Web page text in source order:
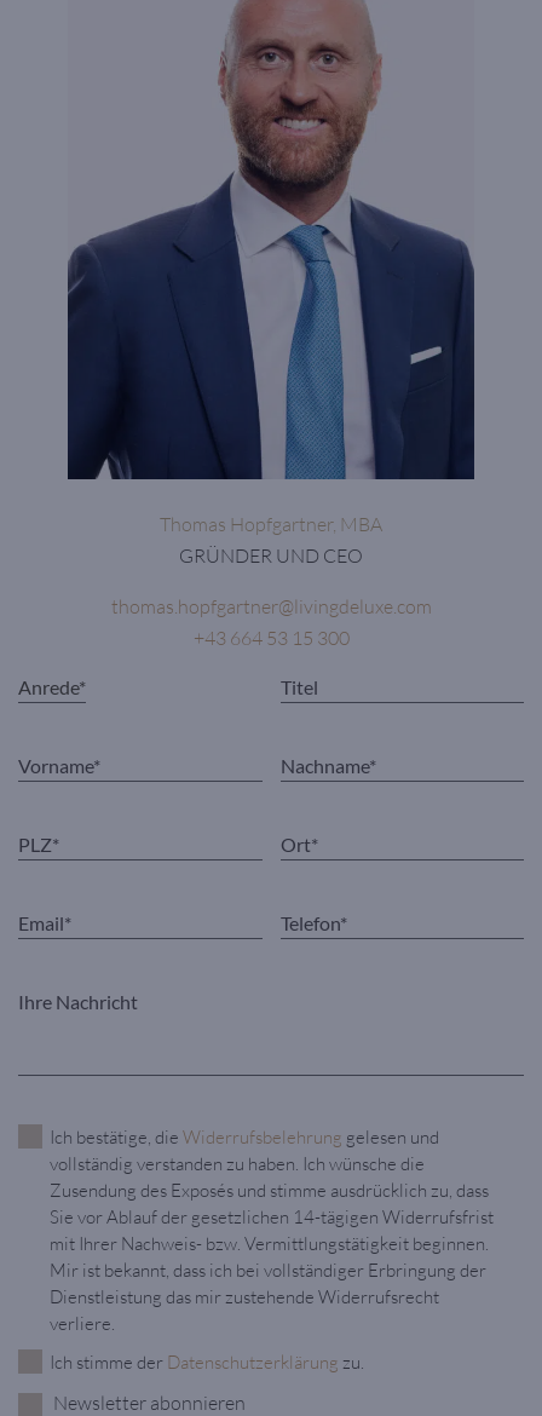
Thomas Hopfgartner, MBA
GRÜNDER UND CEO
thomas.hopfgartner@livingdeluxe.com
+43 664 53 15 300
Ich bestätige, die Widerrufsbelehrung gelesen und
vollständig verstanden zu haben. Ich wünsche die
Zusendung des Exposés und stimme ausdrücklich zu, dass
Sie vor Ablauf der gesetzlichen 14-tägigen Widerrufsfrist
mit Ihrer Nachweis- bzw. Vermittlungstätigkeit beginnen.
Mir ist bekannt, dass ich bei vollständiger Erbringung der
Dienstleistung das mir zustehende Widerrufsrecht
verliere.
Ich stimme der Datenschutzerklärung zu.
Newsletter abonnieren